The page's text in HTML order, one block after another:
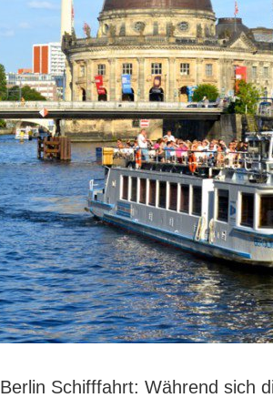
Berlin Schifffahrt: Während sich